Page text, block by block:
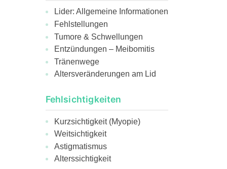
Lider: Allgemeine Informationen
Fehlstellungen
Tumore & Schwellungen
Entzündungen – Meibomitis
Tränenwege
Altersveränderungen am Lid
Fehlsichtigkeiten
Kurzsichtigkeit (Myopie)
Weitsichtigkeit
Astigmatismus
Alterssichtigkeit